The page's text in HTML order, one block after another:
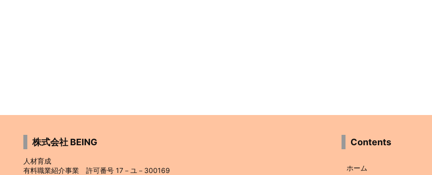
株式会社 BEING
人材育成
有料職業紹介事業 許可番号 17－ユ－300169
Contents
ホーム